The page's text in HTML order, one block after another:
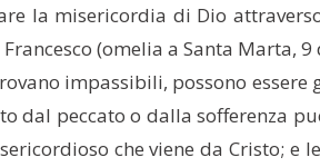
la misericordia di Dio
(omelia a Santa Marta, 9
impassibili, possono
dal peccato o dalla sofferenza
che viene da Cristo; e